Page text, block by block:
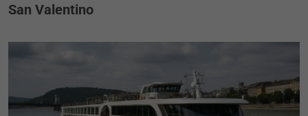
San Valentino